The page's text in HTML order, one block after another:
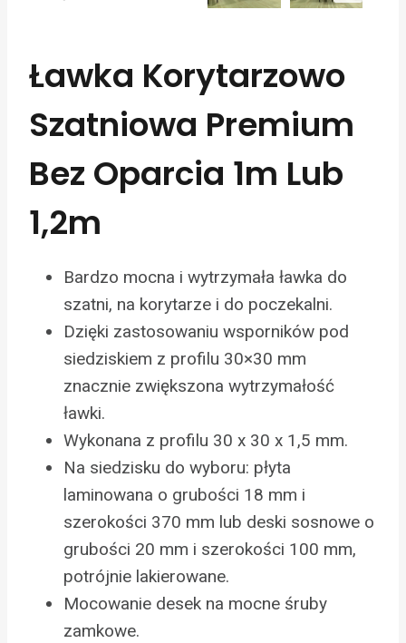
Ławka Korytarzowo
Szatniowa Premium
Bez Oparcia 1m Lub
1,2m
Bardzo mocna i wytrzymała ławka do
szatni, na korytarze i do poczekalni.
Dzięki zastosowaniu wsporników pod
siedziskiem z profilu 30×30 mm
znacznie zwiększona wytrzymałość
ławki.
Wykonana z profilu 30 x 30 x 1,5 mm.
Na siedzisku do wyboru: płyta
laminowana o grubości 18 mm i
szerokości 370 mm lub deski sosnowe o
grubości 20 mm i szerokości 100 mm,
potrójnie lakierowane.
Mocowanie desek na mocne śruby
zamkowe.